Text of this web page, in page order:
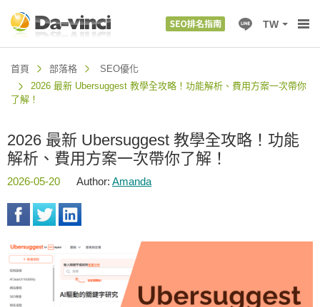
TW
首頁 部落格
SEO優化
2026 最新 Ubersuggest 教學全攻略！功能解析、費用方案一次帶你
了解！
2026 最新 Ubersuggest 教學全攻略！功能
解析、費用方案一次帶你了解！
2026-05-20 Author: Amanda